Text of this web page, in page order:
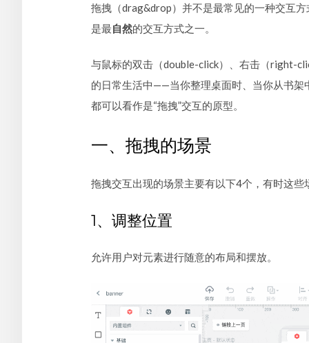
拖拽（drag&drop）并不是最常见的一种交互
是最自然的交互方式之一。
与鼠标的双击（double-click）、右击（right-
的日常生活中——当你整理桌面时、当你从书
都可以看作是“拖拽”交互的原型。
一、拖拽的场景
拖拽交互出现的场景主要有以下4个，有时这些
1、调整位置
允许用户对元素进行随意的布局和摆放。